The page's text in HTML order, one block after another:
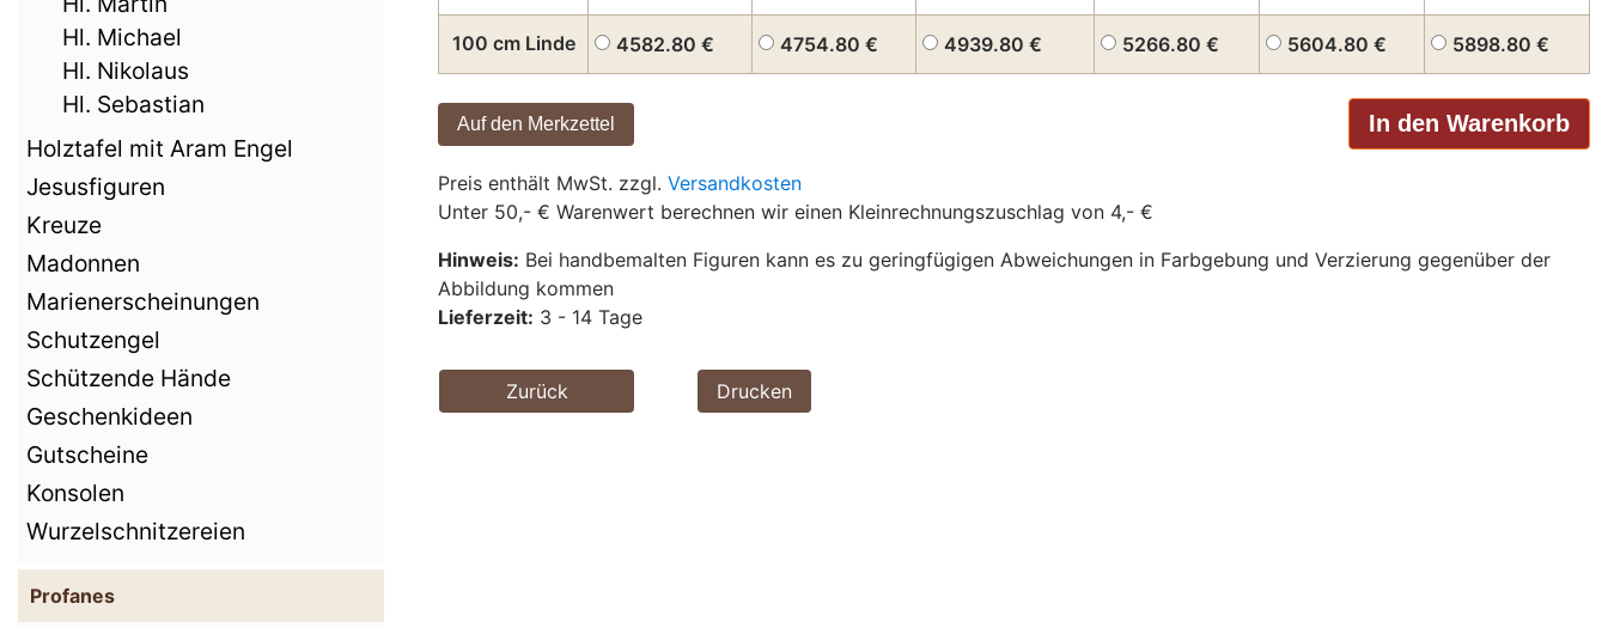
Hl. Michael
Hl. Nikolaus
Hl. Sebastian
Holztafel mit Aram Engel
Jesusfiguren
Kreuze
Madonnen
Marienerscheinungen
Schutzengel
Schützende Hände
Geschenkideen
Gutscheine
Konsolen
Wurzelschnitzereien
Profanes
100 cm Linde 4582.80 € 4754.80 € 4939.80 € 5266.80 € 5604.80 € 5898.80 €
Preis enthält MwSt. zzgl. Versandkosten
Unter 50,- € Warenwert berechnen wir einen Kleinrechnungszuschlag von 4,- €
Hinweis: Bei handbemalten Figuren kann es zu geringfügigen Abweichungen in Farbgebung und Verzierung gegenüber der
Abbildung kommen
Lieferzeit: 3 - 14 Tage
Zurück Drucken